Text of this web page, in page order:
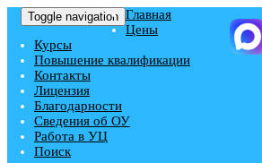
Toggle navigation Главная
Цены
Курсы
Повышение квалификации
Контакты
Лицензия
Благодарности
Сведения об ОУ
Работа в УЦ
Поиск